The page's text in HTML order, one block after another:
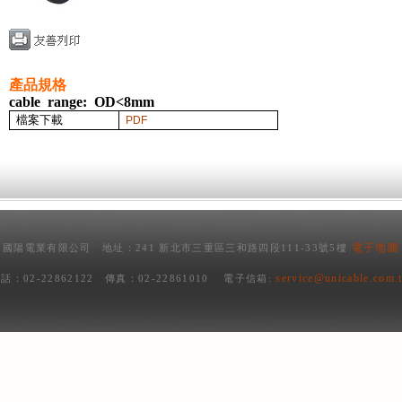
產品規格
cable range: OD<8mm
檔案下載 PDF
國陽電業有限公司 地址：241 新北市三重區三和路四段111-33號5樓 電子地圖
話：02-22862122 傳真：02-22861010 電子信箱: